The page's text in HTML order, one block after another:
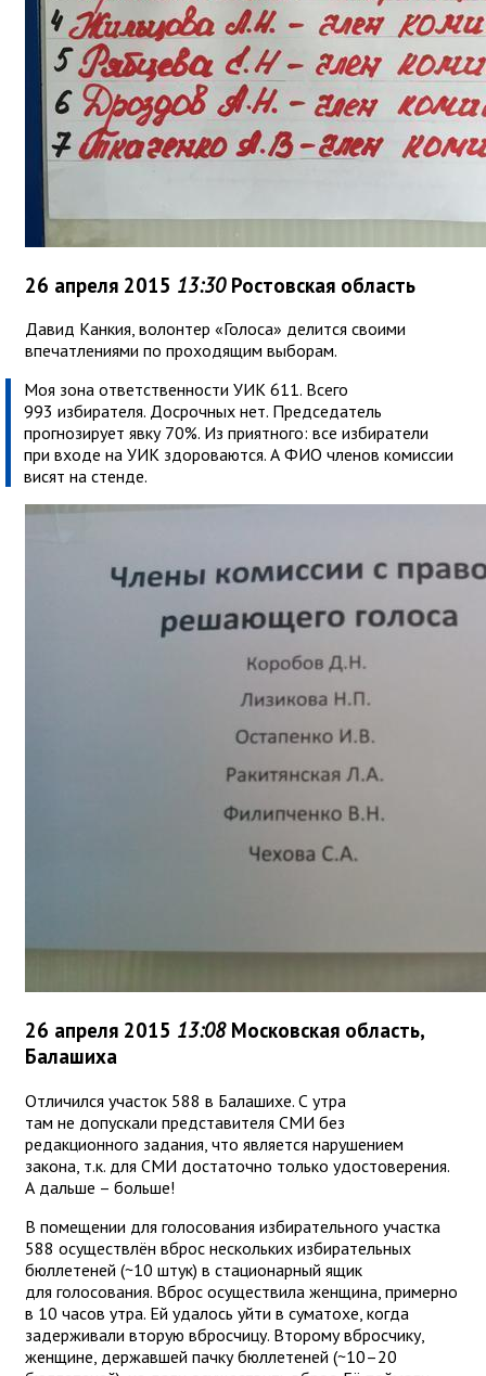
26 апреля 2015 13:30Ростовская область
Давид Канкия, волонтер «Голоса» делится своими
впечатлениями по проходящим выборам.
Моя зона ответственности УИК 611. Всего
993 избирателя. Досрочных нет. Председатель
прогнозирует явку 70%. Из приятного: все избиратели
при входе на УИК здороваются. А ФИО членов комиссии
висят на стенде.
26 апреля 2015 13:08Московская область,
Балашиха
Отличился участок 588 в Балашихе. С утра
там не допускали представителя СМИ без
редакционного задания, что является нарушением
закона, т.к. для СМИ достаточно только удостоверения.
А дальше – больше!
В помещении для голосования избирательного участка
588 осуществлён вброс нескольких избирательных
бюллетеней (~10 штук) в стационарный ящик
для голосования. Вброс осуществила женщина, примерно
в 10 часов утра. Ей удалось уйти в суматохе, когда
задерживали вторую вбросчицу. Второму вбросчику,
женщине, державшей пачку бюллетеней (~10–20